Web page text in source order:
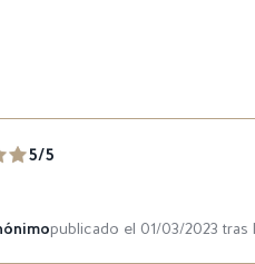
5/5
publicado el 01/03/2023